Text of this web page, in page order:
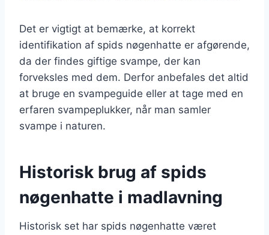
Det er vigtigt at bemærke, at korrekt
identifikation af spids nøgenhatte er afgørende,
da der findes giftige svampe, der kan
forveksles med dem. Derfor anbefales det altid
at bruge en svampeguide eller at tage med en
erfaren svampeplukker, når man samler
svampe i naturen.
Historisk brug af spids
nøgenhatte i madlavning
Historisk set har spids nøgenhatte været